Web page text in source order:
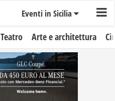
Eventi in Sicilia
Teatro Arte e architettura